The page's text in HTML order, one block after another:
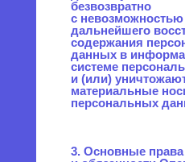
уничтожения, изменения,
блокирования, копирования,
предоставления,
распространения
персональных данных, а также
от иных неправомерных
действий в отношении
персональных данных;
— прекратить передачу
(распространение,
предоставление, доступ)
персональных данных,
прекратить обработку
о персональных данных;
— исполнять иные